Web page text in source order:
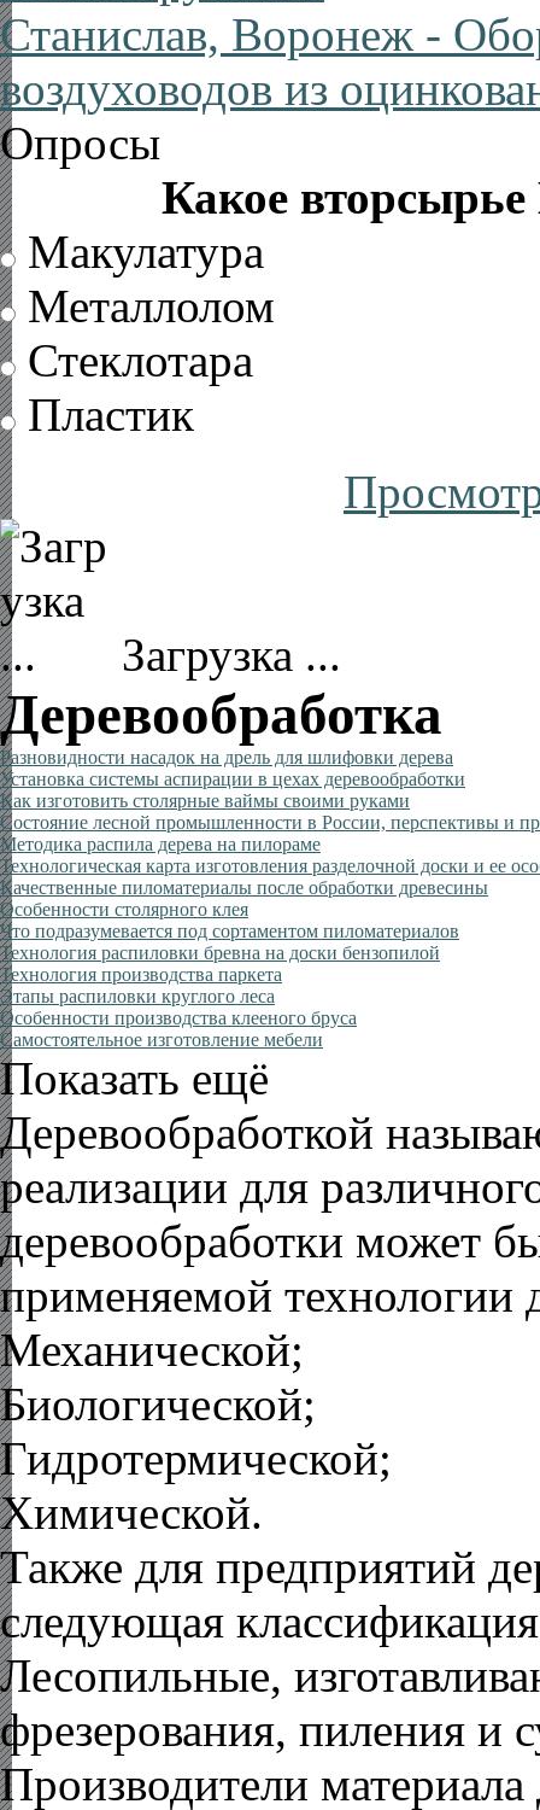
Станислав, Воронеж -
воздуховодов из
Опросы
Какое
Макулатура
Металлолом
Стеклотара
Пластик
Загрузка ...
Деревообработка
Разновидности насадок на дрель для шлифовки дерева
Установка системы аспирации в цехах деревообработки
Как изготовить столярные ваймы своими руками
Состояние лесной промышленности в России, перспективы и
Методика распила дерева на пилораме
Технологическая карта изготовления разделочной доски и ее
Качественные пиломатериалы после обработки древесины
Особенности столярного клея
Что подразумевается под сортаментом пиломатериалов
Технология распиловки бревна на доски бензопилой
Технология производства паркета
Этапы распиловки круглого леса
Особенности производства клееного бруса
Самостоятельное изготовление мебели
Показать ещё
Деревообработкой
реализации для
деревообработки может
применяемой технологии
Механической;
Биологической;
Гидротермической;
Химической.
Также для предприятий
следующая
Лесопильные,
фрезерования, пиления и
Производители